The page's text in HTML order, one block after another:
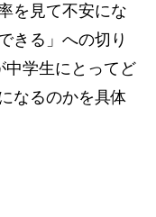
を見て不安にな
きる」への切り
中学生にとってど
なるのかを具体